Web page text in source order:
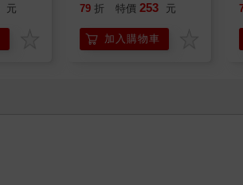
元 79 折 特價 253 元
加入購物車